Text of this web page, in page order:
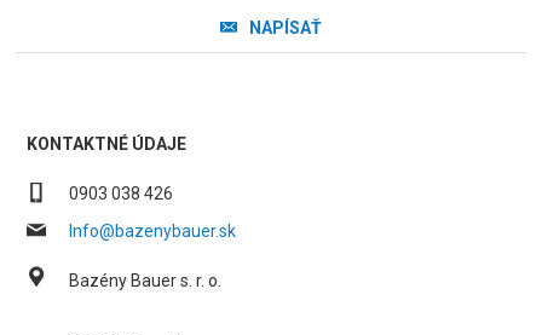
NAPÍSAŤ
KONTAKTNÉ ÚDAJE
0903 038 426
Info@bazenybauer.sk
Bazény Bauer s. r. o.